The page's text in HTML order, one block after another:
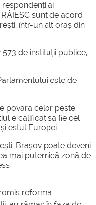
respondenți ai
sunt de acord
într-un alt oraș din
de instituții publice,
este de
povara celor peste
e calificat să fie cel
estul Europei
Brașov poate deveni
mai puternică zonă de
reforma